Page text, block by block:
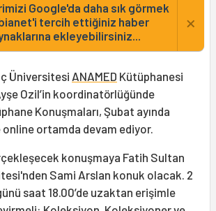
Google'da daha sık görmek
tercih ettiğiniz haber
ekleyebilirsiniz...
×
Üniversitesi ANAMED Kütüphanesi
Ozil’in koordinatörlüğünde
Konuşmaları, Şubat ayında
ortamda devam ediyor.
konuşmaya Fatih Sultan
Sami Arslan konuk olacak. 2
saat 18.00’de uzaktan erişimle